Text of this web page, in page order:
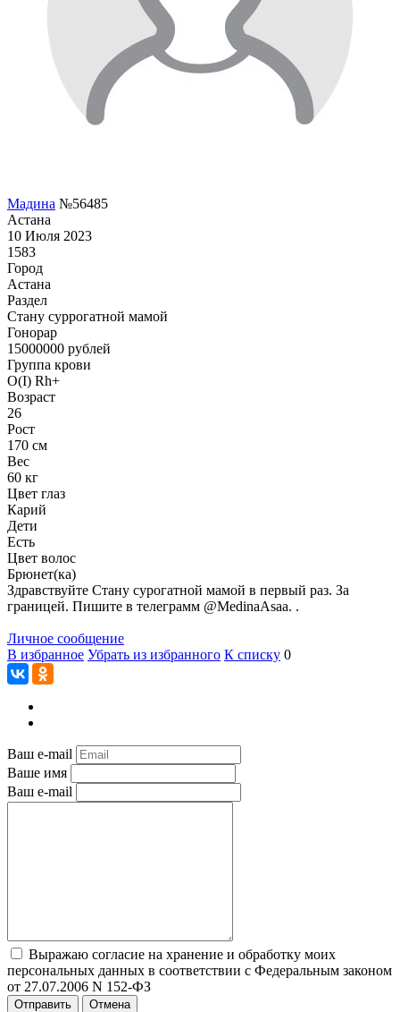
Мадина №56485
Астана
10 Июля 2023
1583
Город
Астана
Раздел
Cтану суррогатной мамой
Гонoрар
15000000 рублей
Группа крови
O(I) Rh+
Возраст
26
Рост
170 см
Вес
60 кг
Цвет глаз
Карий
Дети
Есть
Цвет волос
Брюнет(ка)
Здравствуйте Стану сурогатной мамой в первый раз. За
границей. Пишите в телеграмм @MedinaAsaa. .
Личное сообщение
В избранное Убрать из избранного К списку 0
Ваш e-mail
Ваше имя
Ваш e-mail
Выражаю согласие на хранение и обработку моих
персональных данных в соответствии с Федеральным законом
от 27.07.2006 N 152-ФЗ
Отправить Отмена